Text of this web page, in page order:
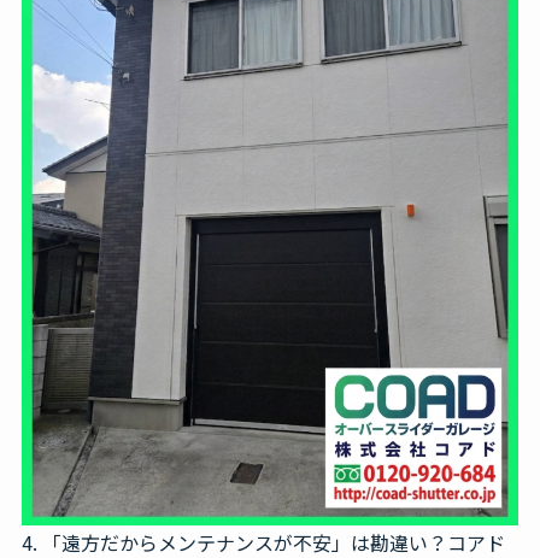
4. 「遠方だからメンテナンスが不安」は勘違い？コアド